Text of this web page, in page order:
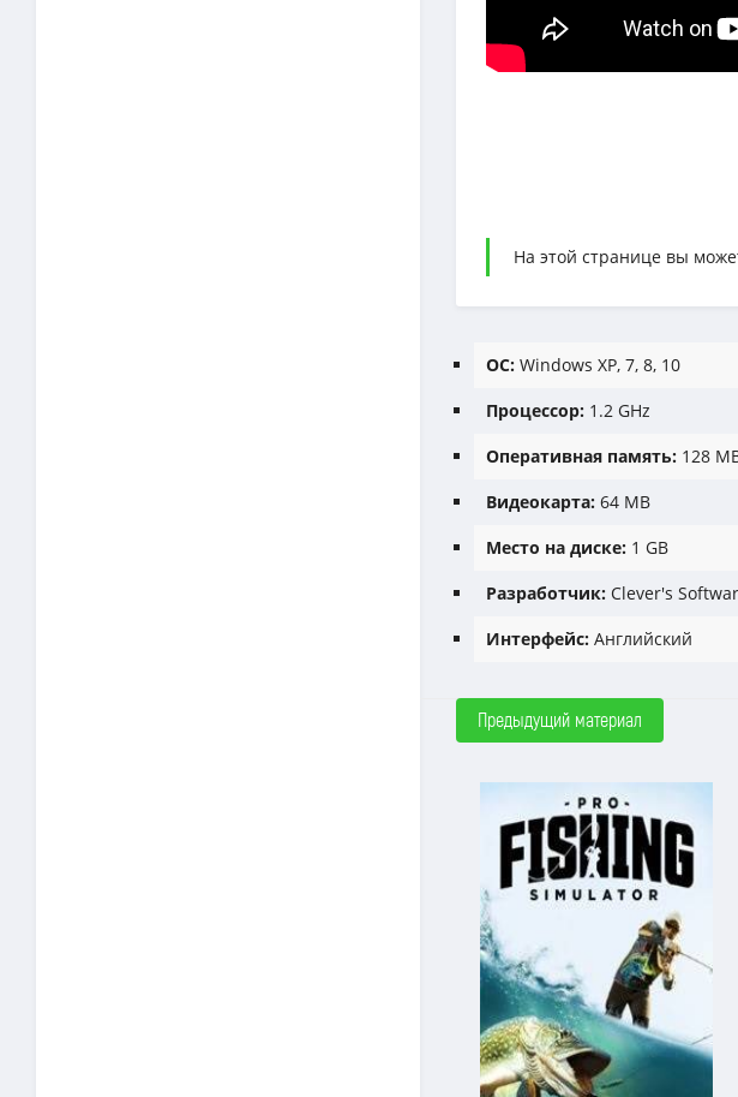
На этой странице вы
ОС: Windows XP, 7, 8, 10
Процессор: 1.2 GHz
Оперативная память: 128
Видеокарта: 64 MB
Место на диске: 1 GB
Разработчик: Clever's
Интерфейс: Английский
Предыдущий материал